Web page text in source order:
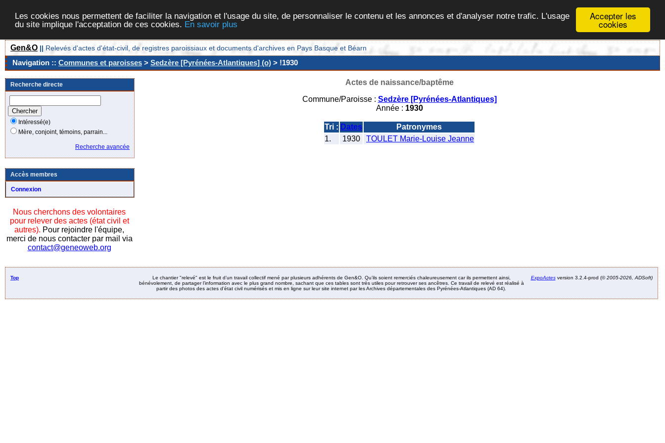
Accepter les
cookies
Les cookies nous permettent de faciliter la navigation et l'usage du site, de personnaliser le contenu et les annonces et d'analyser notre trafic. L'usage
du site implique l'acceptation de ces cookies. En savoir plus
Gen&O || Relevés d'actes d'état-civil, de registres paroissiaux et documents d'archives en Pays Basque et Béarn
Navigation :: Communes et paroisses > Sedzère [Pyrénées-Atlantiques] (o) > !1930
Recherche directe
Intéressé(e)
Mère, conjoint, témoins, parrain...
Recherche avancée
Accès membres
Connexion
Nous cherchons des volontaires
pour relever des actes (état civil et
autres). Pour rejoindre l'équipe,
merci de nous contacter par mail via
contact@geneoweb.org
Actes de naissance/baptême
Commune/Paroisse : Sedzère [Pyrénées-Atlantiques]
Année : 1930
Tri : Dates
Patronymes
1.
1930 TOULET Marie-Louise Jeanne
Top
Le chantier "relevé" est le fruit d’un travail collectif mené par plusieurs adhérents de Gen&O. Qu’ils soient remerciés chaleureusement car ils permettent ainsi,
bénévolement, de partager l’information avec le plus grand nombre, sachant que ces tables sont très utiles pour retrouver ses ancêtres. Ce travail de relevé est réalisé à
partir des photos des actes d’état civil numérisés et mis en ligne sur leur site internet par les Archives départementales des Pyrénées-Atlantiques (AD 64).
ExpoActesversion 3.2.4-prod (©2005-2026, ADSoft)